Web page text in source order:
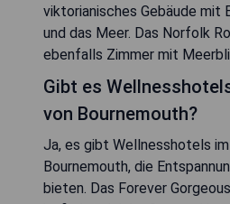
viktorianisches Gebäude mit
und das Meer. Das Norfolk
ebenfalls Zimmer mit
Gibt es
von Bournemouth?
Ja, es gibt Wellnesshotels
Bournemouth, die
bieten. Das Forever